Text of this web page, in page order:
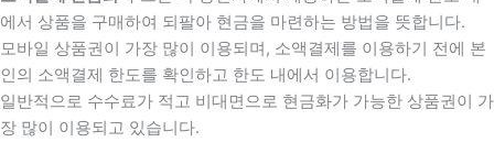
에서 상품을 구매하여 되팔아 현금을 마련하는 방법을 뜻합니다.
모바일 상품권이 가장 많이 이용되며, 소액결제를 이용하기 전에 본
인의 소액결제 한도를 확인하고 한도 내에서 이용합니다.
일반적으로 수수료가 적고 비대면으로 현금화가 가능한 상품권이 가
장 많이 이용되고 있습니다.